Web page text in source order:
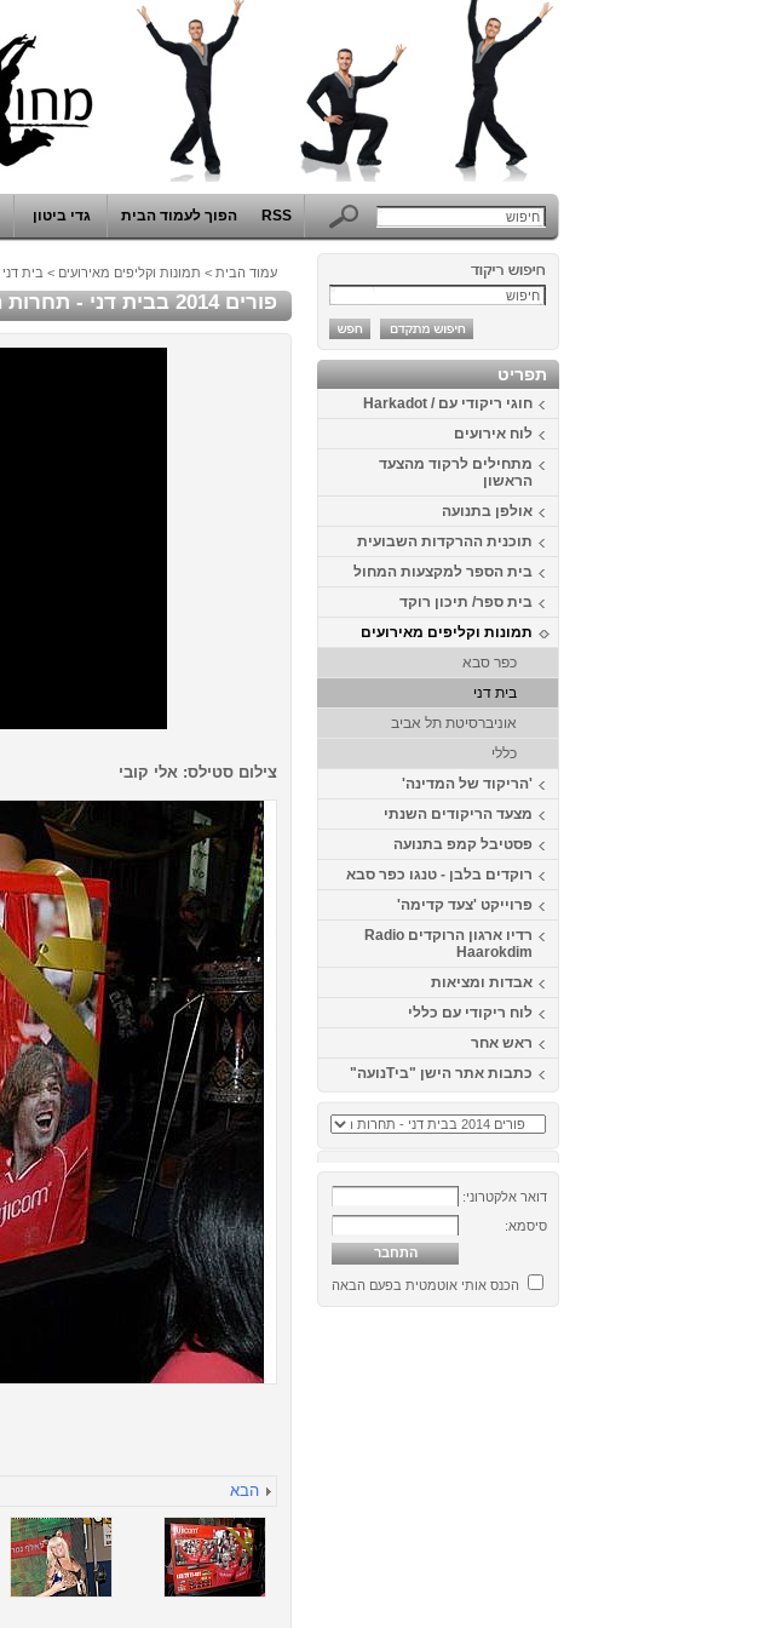
RSS הפוך לעמוד הבית גדי ביטון
תפריט
חוגי ריקודי עם / Harkadot
לוח אירועים
מתחילים לרקוד מהצעד
הראשון
אולפן בתנועה
תוכנית ההרקדות השבועית
בית הספר למקצעות המחול
בית ספר/ תיכון רוקד
תמונות וקליפים מאירועים
כפר סבא
בית דני
אוניברסיטת תל אביב
כללי
'הריקוד של המדינה'
מצעד הריקודים השנתי
פסטיבל קמפ בתנועה
רוקדים בלבן - טנגו כפר סבא
פרוייקט 'צעד קדימה'
רדיו ארגון הרוקדים Radio
Haarokdim
אבדות ומציאות
לוח ריקודי עם כללי
ראש אחר
כתבות אתר הישן "ביTנועה"
דואר אלקטרוני:
סיסמא:
הכנס אותי אוטמטית בפעם הבאה
עמוד הבית > תמונות וקליפים מאירועים > בית דני
פורים 2014 בבית דני - תחרות התחפושות המסורתית
צילום סטילס: אלי קובי
הבא